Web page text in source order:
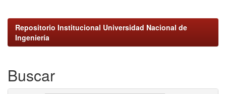
Repositorio Institucional Universidad Nacional de
Ingeniería
Buscar